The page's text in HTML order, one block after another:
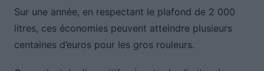
Sur une année, en respectant le plafond de 2 000
litres, ces économies peuvent atteindre plusieurs
centaines d’euros pour les gros rouleurs.